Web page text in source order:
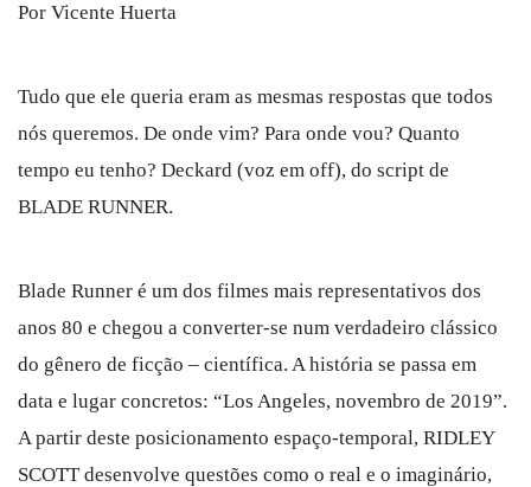
Por Vicente Huerta
Tudo que ele queria eram as mesmas respostas que todos
nós queremos. De onde vim? Para onde vou? Quanto
tempo eu tenho? Deckard (voz em off), do script de
BLADE RUNNER.
Blade Runner é um dos filmes mais representativos dos
anos 80 e chegou a converter-se num verdadeiro clássico
do gênero de ficção – científica. A história se passa em
data e lugar concretos: “Los Angeles, novembro de 2019”.
A partir deste posicionamento espaço-temporal, RIDLEY
SCOTT desenvolve questões como o real e o imaginário,